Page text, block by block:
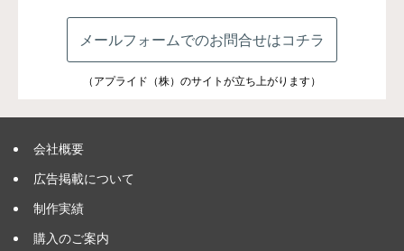
メールフォームでのお問合せはコチラ
（アプライド（株）のサイトが立ち上がります）
会社概要
広告掲載について
制作実績
購入のご案内